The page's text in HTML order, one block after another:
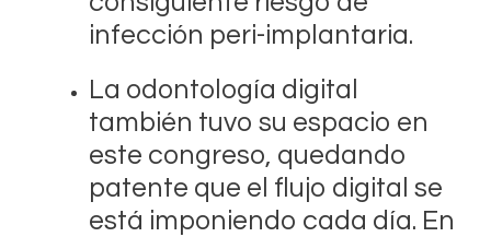
infección peri-implantaria.
La odontología digital
también tuvo su espacio en
este congreso, quedando
patente que el flujo digital se
está imponiendo cada día. En